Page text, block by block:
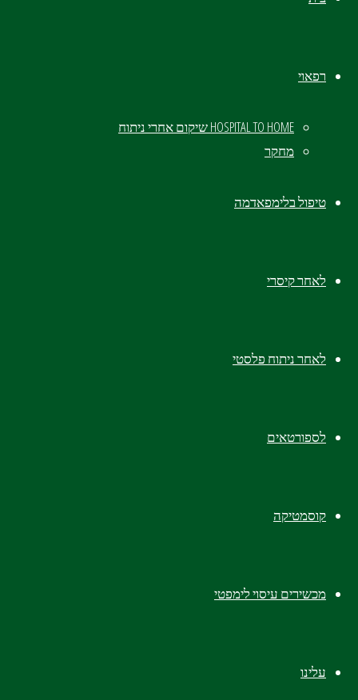
רפאוי
HOSPITAL TO HOME שיקום אחרי ניתוח
מחקר
טיפול בלימפאדמה​
לאחר קיסרי
לאחר ניתוח פלסטי
לספורטאים
קוסמטיקה
מכשירים עיסוי לימפטי
עלינו
הגוף נפוח, התחושה כבדה, כל תנועה
אבל אז מגיעה הבעיה הבאה